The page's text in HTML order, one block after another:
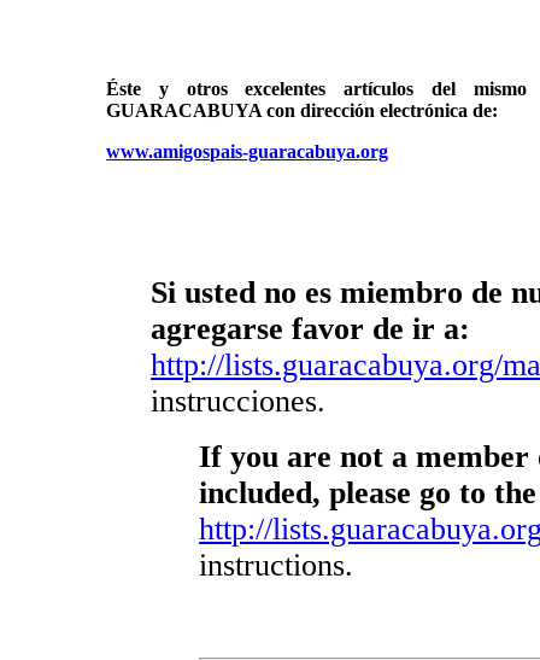
Éste y otros excelentes artículos del
GUARACABUYA con dirección electrónica de:
www.amigospais-guaracabuya.org
Si usted no es miembro de
agregarse favor de ir a:
http://lists.guaracabuya.org/
instrucciones.
If you are not a
included, please go to
http://
instructions.